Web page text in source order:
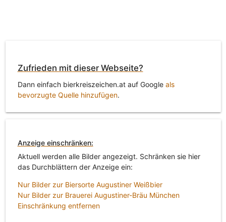
Zufrieden mit dieser Webseite?
Dann einfach bierkreiszeichen.at auf Google als
bevorzugte Quelle hinzufügen.
Anzeige einschränken:
Aktuell werden alle Bilder angezeigt. Schränken sie hier
das Durchblättern der Anzeige ein:
Nur Bilder zur Biersorte Augustiner Weißbier
Nur Bilder zur Brauerei Augustiner-Bräu München
Einschränkung entfernen